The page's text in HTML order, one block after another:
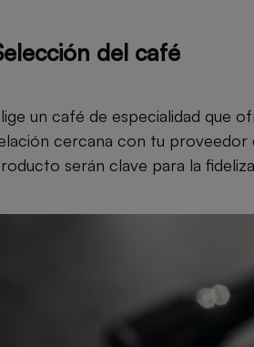
del café
un café de especialidad que
cercana con tu proveedor
serán clave para la